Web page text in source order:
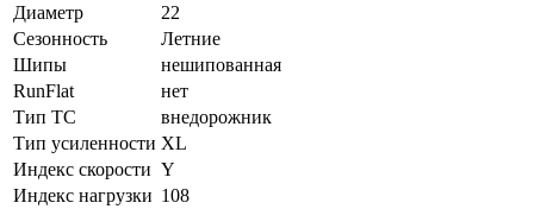
Диаметр
22
Сезонность
Летние
Шипы
нешипованная
RunFlat
нет
Тип ТС
внедорожник
Тип усиленности XL
Индекс скорости Y
Индекс нагрузки 108